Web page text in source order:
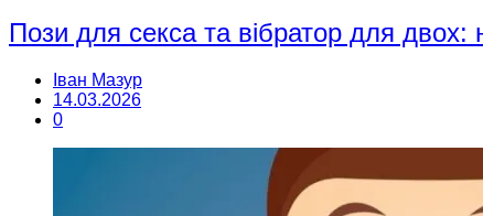
Пози для секса та вібратор для двох:
Іван Мазур
14.03.2026
0